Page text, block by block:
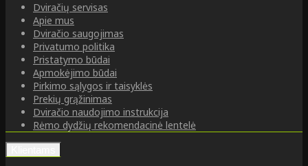
Dviračių servisas
Apie mus
Dviračio saugojimas
Privatumo politika
Pristatymo būdai
Apmokėjimo būdai
Pirkimo sąlygos ir taisyklės
Prekių grąžinimas
Dviračio naudojimo instrukcija
Rėmo dydžių rekomendacinė lentelė